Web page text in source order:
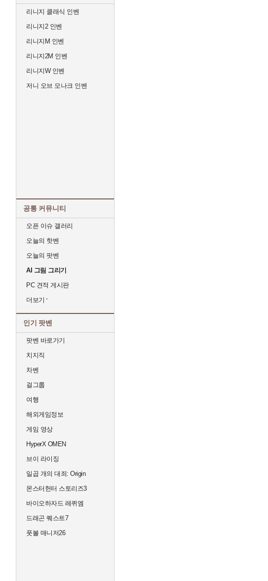
리니지 클래식 인벤
리니지2 인벤
리니지M 인벤
리니지2M 인벤
리니지W 인벤
저니 오브 모나크 인벤
공통 커뮤니티
오픈 이슈 갤러리
오늘의 핫벤
오늘의 팟벤
AI 그림 그리기
PC 견적 게시판
더보기
인기 팟벤
팟벤 바로가기
치지직
차벤
걸그룹
여행
해외게임정보
게임 영상
HyperX OMEN
브이 라이징
일곱 개의 대죄: Origin
몬스터헌터 스토리즈3
바이오하자드 레퀴엠
드래곤 퀘스트7
풋볼 매니저26